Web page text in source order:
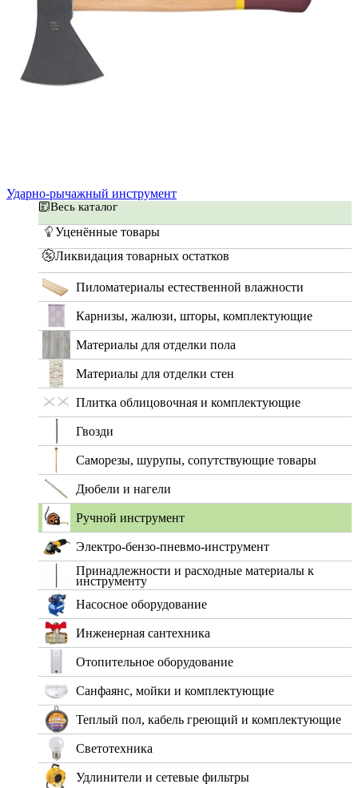
Ударно-рычажный инструмент
Весь каталог
Уценённые товары
Ликвидация товарных остатков
Пиломатериалы естественной влажности
Карнизы, жалюзи, шторы, комплектующие
Материалы для отделки пола
Материалы для отделки стен
Плитка облицовочная и комплектующие
Гвозди
Саморезы, шурупы, сопутствующие товары
Дюбели и нагели
Ручной инструмент
Электро-бензо-пневмо-инструмент
Принадлежности и расходные материалы к
инструменту
Насосное оборудование
Инженерная сантехника
Отопительное оборудование
Санфаянс, мойки и комплектующие
Теплый пол, кабель греющий и комплектующие
Светотехника
Удлинители и сетевые фильтры